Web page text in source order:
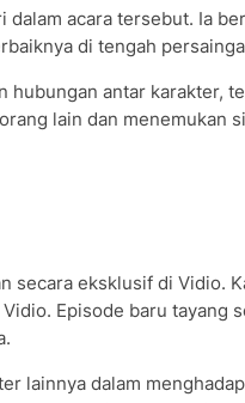
acara tersebut. Ia
di tengah
hubungan antar karakter,
lain dan menemukan
secara eksklusif di Vidio.
Episode baru tayang
lainnya dalam